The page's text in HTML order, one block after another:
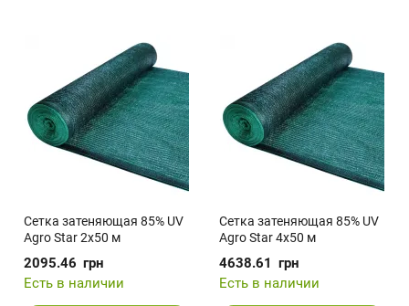
Сетка затеняющая 85% UV
Agro Star 2х50 м
2095.46 грн
Есть в наличии
Сетка затеняющая 85% UV
Agro Star 4х50 м
4638.61 грн
Есть в наличии